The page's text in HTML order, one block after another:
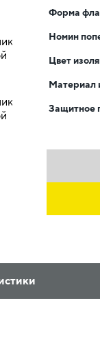
Форма
Номин
Цвет
Материал
Защитное